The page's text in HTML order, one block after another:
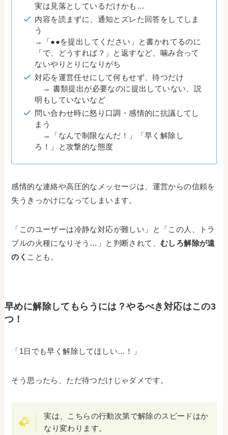
実は見落としているだけかも…
内容を読まずに、通知とズレた回答をしてしま
う
→「●●を提出してください」と書かれてるのに
「で、どうすれば？」と返すなど、噛み合って
ないやりとりになりがち
対応を運営任せにして何もせず、待つだけ
→ 書類提出が必要なのに提出していない、説
明もしていないなど
問い合わせ時に怒り口調・感情的に抗議してし
まう
→「なんで制限なんだ！」「早く解除し
ろ！」と攻撃的な態度
感情的な連絡や高圧的なメッセージは、運営からの信頼を
失うきっかけになってしまいます。
「このユーザーは冷静な対応が難しい」と「この人、トラ
ブルの火種になりそう…」と判断されて、むしろ解除が遠
のく ことも。
早めに解除してもらうには？やるべき対応はこの3
つ！
「1日でも早く解除してほしい…！」
そう思ったら、ただ待つだけじゃダメです。
実は、こちらの行動次第で解除のスピードはか
なり変わります。